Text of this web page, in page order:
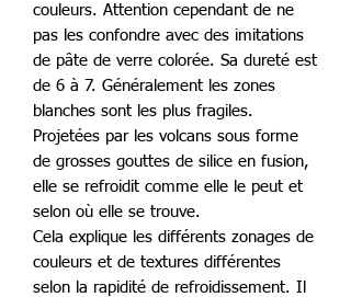
couleurs. Attention cependant de ne
pas les confondre avec des imitations
de pâte de verre colorée. Sa dureté est
de 6 à 7. Généralement les zones
blanches sont les plus fragiles.
Projetées par les volcans sous forme
de grosses gouttes de silice en fusion,
elle se refroidit comme elle le peut et
selon où elle se trouve.
Cela explique les différents zonages de
couleurs et de textures différentes
selon la rapidité de refroidissement. Il